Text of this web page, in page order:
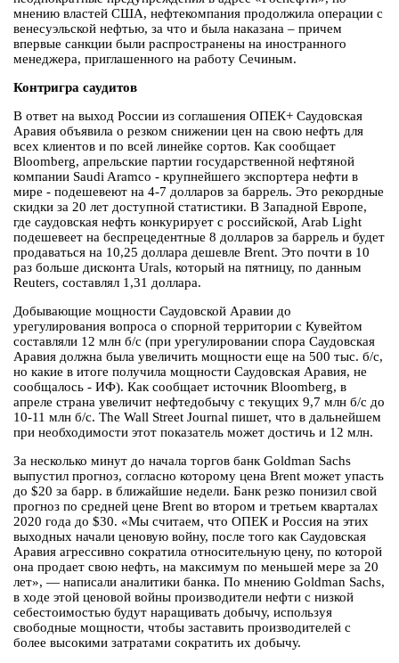
мнению властей США, нефтекомпания продолжила операции с
венесуэльской нефтью, за что и была наказана – причем
впервые санкции были распространены на иностранного
менеджера, приглашенного на работу Сечиным.
Контригра саудитов
В ответ на выход России из соглашения ОПЕК+ Саудовская
Аравия объявила о резком снижении цен на свою нефть для
всех клиентов и по всей линейке сортов. Как сообщает
Bloomberg, апрельские партии государственной нефтяной
компании Saudi Aramco - крупнейшего экспортера нефти в
мире - подешевеют на 4-7 долларов за баррель. Это рекордные
скидки за 20 лет доступной статистики. В Западной Европе,
где саудовская нефть конкурирует с российской, Arab Light
подешевеет на беспрецедентные 8 долларов за баррель и будет
продаваться на 10,25 доллара дешевле Brent. Это почти в 10
раз больше дисконта Urals, который на пятницу, по данным
Reuters, составлял 1,31 доллара.
Добывающие мощности Саудовской Аравии до
урегулирования вопроса о спорной территории с Кувейтом
составляли 12 млн б/с (при урегулировании спора Саудовская
Аравия должна была увеличить мощности еще на 500 тыс. б/с,
но какие в итоге получила мощности Саудовская Аравия, не
сообщалось - ИФ). Как сообщает источник Bloomberg, в
апреле страна увеличит нефтедобычу с текущих 9,7 млн б/с до
10-11 млн б/с. The Wall Street Journal пишет, что в дальнейшем
при необходимости этот показатель может достичь и 12 млн.
За несколько минут до начала торгов банк Goldman Sachs
выпустил прогноз, согласно которому цена Brent может упасть
до $20 за барр. в ближайшие недели. Банк резко понизил свой
прогноз по средней цене Brent во втором и третьем кварталах
2020 года до $30. «Мы считаем, что ОПЕК и Россия на этих
выходных начали ценовую войну, после того как Саудовская
Аравия агрессивно сократила относительную цену, по которой
она продает свою нефть, на максимум по меньшей мере за 20
лет», — написали аналитики банка. По мнению Goldman Sachs,
в ходе этой ценовой войны производители нефти с низкой
себестоимостью будут наращивать добычу, используя
свободные мощности, чтобы заставить производителей с
более высокими затратами сократить их добычу.